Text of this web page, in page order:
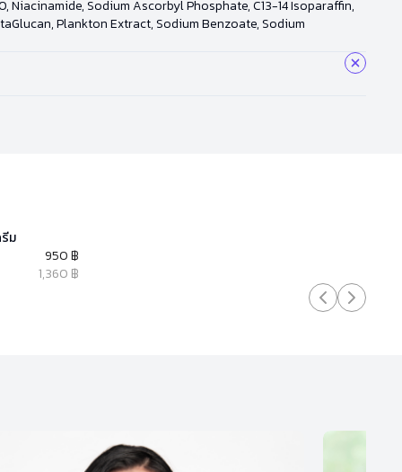
Sodium Ascorbyl Phosphate, C13-14 Isoparaffin,
Plankton Extract, Sodium Benzoate, Sodium
ม
950 ฿
1,360 ฿